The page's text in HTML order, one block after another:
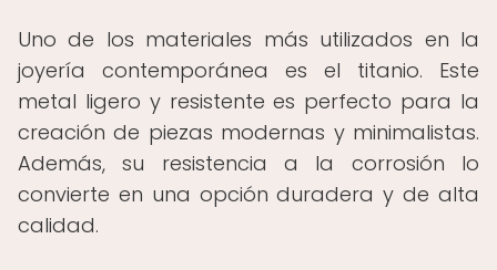
Uno de los materiales más utilizados en la
joyería contemporánea es el titanio. Este
metal ligero y resistente es perfecto para la
creación de piezas modernas y minimalistas.
Además, su resistencia a la corrosión lo
convierte en una opción duradera y de alta
calidad.